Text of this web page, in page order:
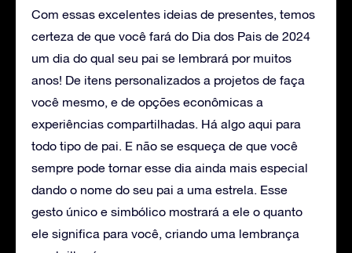
Com essas excelentes ideias de presentes, temos
certeza de que você fará do Dia dos Pais de 2024
um dia do qual seu pai se lembrará por muitos
anos! De itens personalizados a projetos de faça
você mesmo, e de opções econômicas a
experiências compartilhadas. Há algo aqui para
todo tipo de pai. E não se esqueça de que você
sempre pode tornar esse dia ainda mais especial
dando o nome do seu pai a uma estrela. Esse
gesto único e simbólico mostrará a ele o quanto
ele significa para você, criando uma lembrança